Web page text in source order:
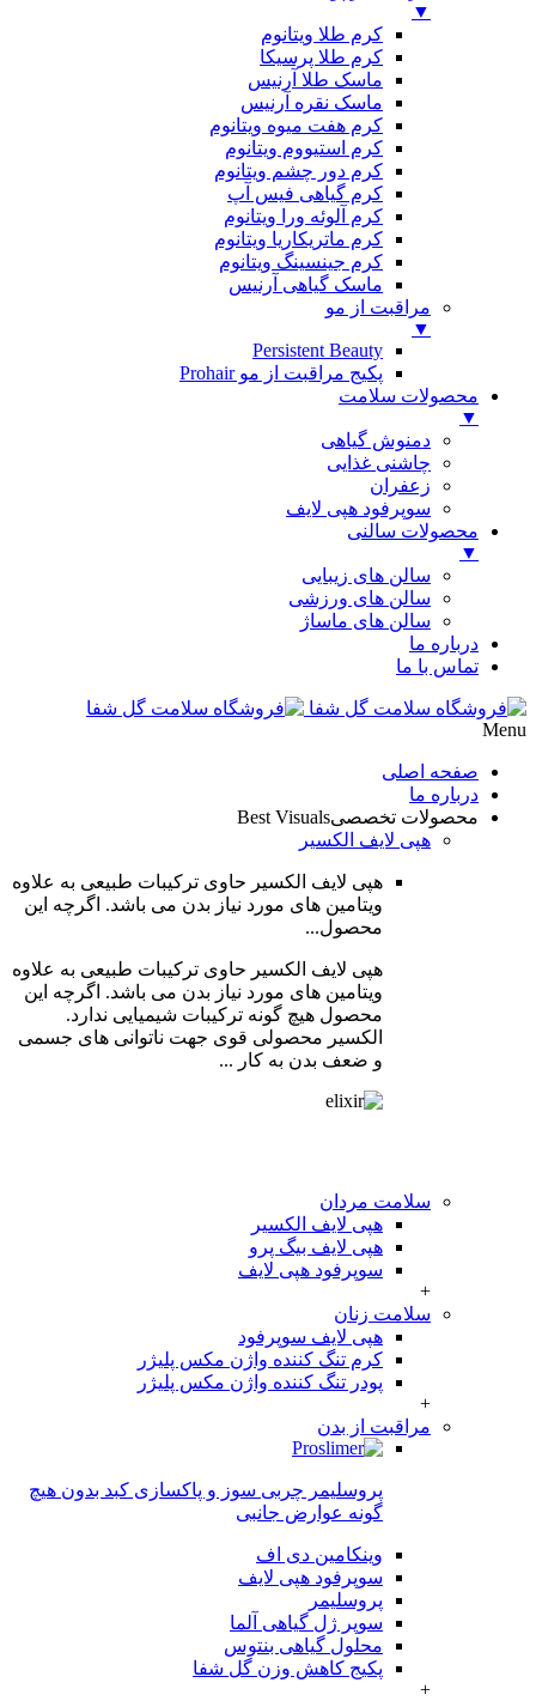
کرم طلا ویتانوم
کرم طلا پرسیکا
ماسک طلا آرنیس
ماسک نقره آرنیس
کرم هفت میوه ویتانوم
کرم استیووم ویتانوم
کرم دور چشم ویتانوم
کرم گیاهی فیس آپ
کرم آلوئه ورا ویتانوم
کرم ماتریکاریا ویتانوم
کرم جینسینگ ویتانوم
ماسک گیاهی آرنیس
مراقبت از مو
Persistent Beauty
پکیج مراقبت از مو Prohair
محصولات سلامت
دمنوش گیاهی
چاشنی غذایی
زعفران
سوپرفود هپی لایف
محصولات سالنی
سالن های زیبایی
سالن های ورزشی
سالن های ماساژ
درباره ما
تماس با ما
صفحه اصلی
درباره ما
محصولات تخصصیBest Visuals
هپی لایف الکسیر
هپی لایف الکسیر حاوی ترکیبات طبیعی به علاوه
ویتامین های مورد نیاز بدن می باشد. اگرچه این
محصول...
هپی لایف الکسیر حاوی ترکیبات طبیعی به علاوه
ویتامین های مورد نیاز بدن می باشد. اگرچه این
محصول هیچ گونه ترکیبات شیمیایی ندارد.
الکسیر محصولی قوی جهت ناتوانی های جسمی
و ضعف بدن به کار ...
سلامت مردان
هپی لایف الکسیر
هپی لایف بیگ پرو
سوپرفود هپی لایف
سلامت زنان
هپی لایف سوپرفود
کرم تنگ کننده واژن مکس پلیژر
پودر تنگ کننده واژن مکس پلیژر
مراقبت از بدن
پروسلیمر چربی سوز و پاکسازی کبد بدون هیچ
گونه عوارض جانبی
وینکامین دی اف
سوپرفود هپی لایف
پروسلیمر
سوپر ژل گیاهی آلما
محلول گیاهی بنتوس
پکیج کاهش وزن گل شفا